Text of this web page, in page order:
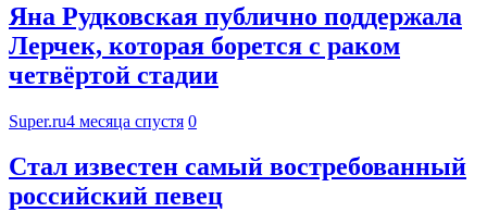
Яна Рудковская публично поддержала
Лерчек, которая борется с раком
четвёртой стадии
Super.ru4 месяца спустя 0
Стал известен самый востребованный
российский певец